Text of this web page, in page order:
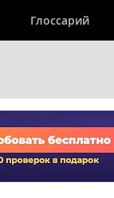
Глоссарий